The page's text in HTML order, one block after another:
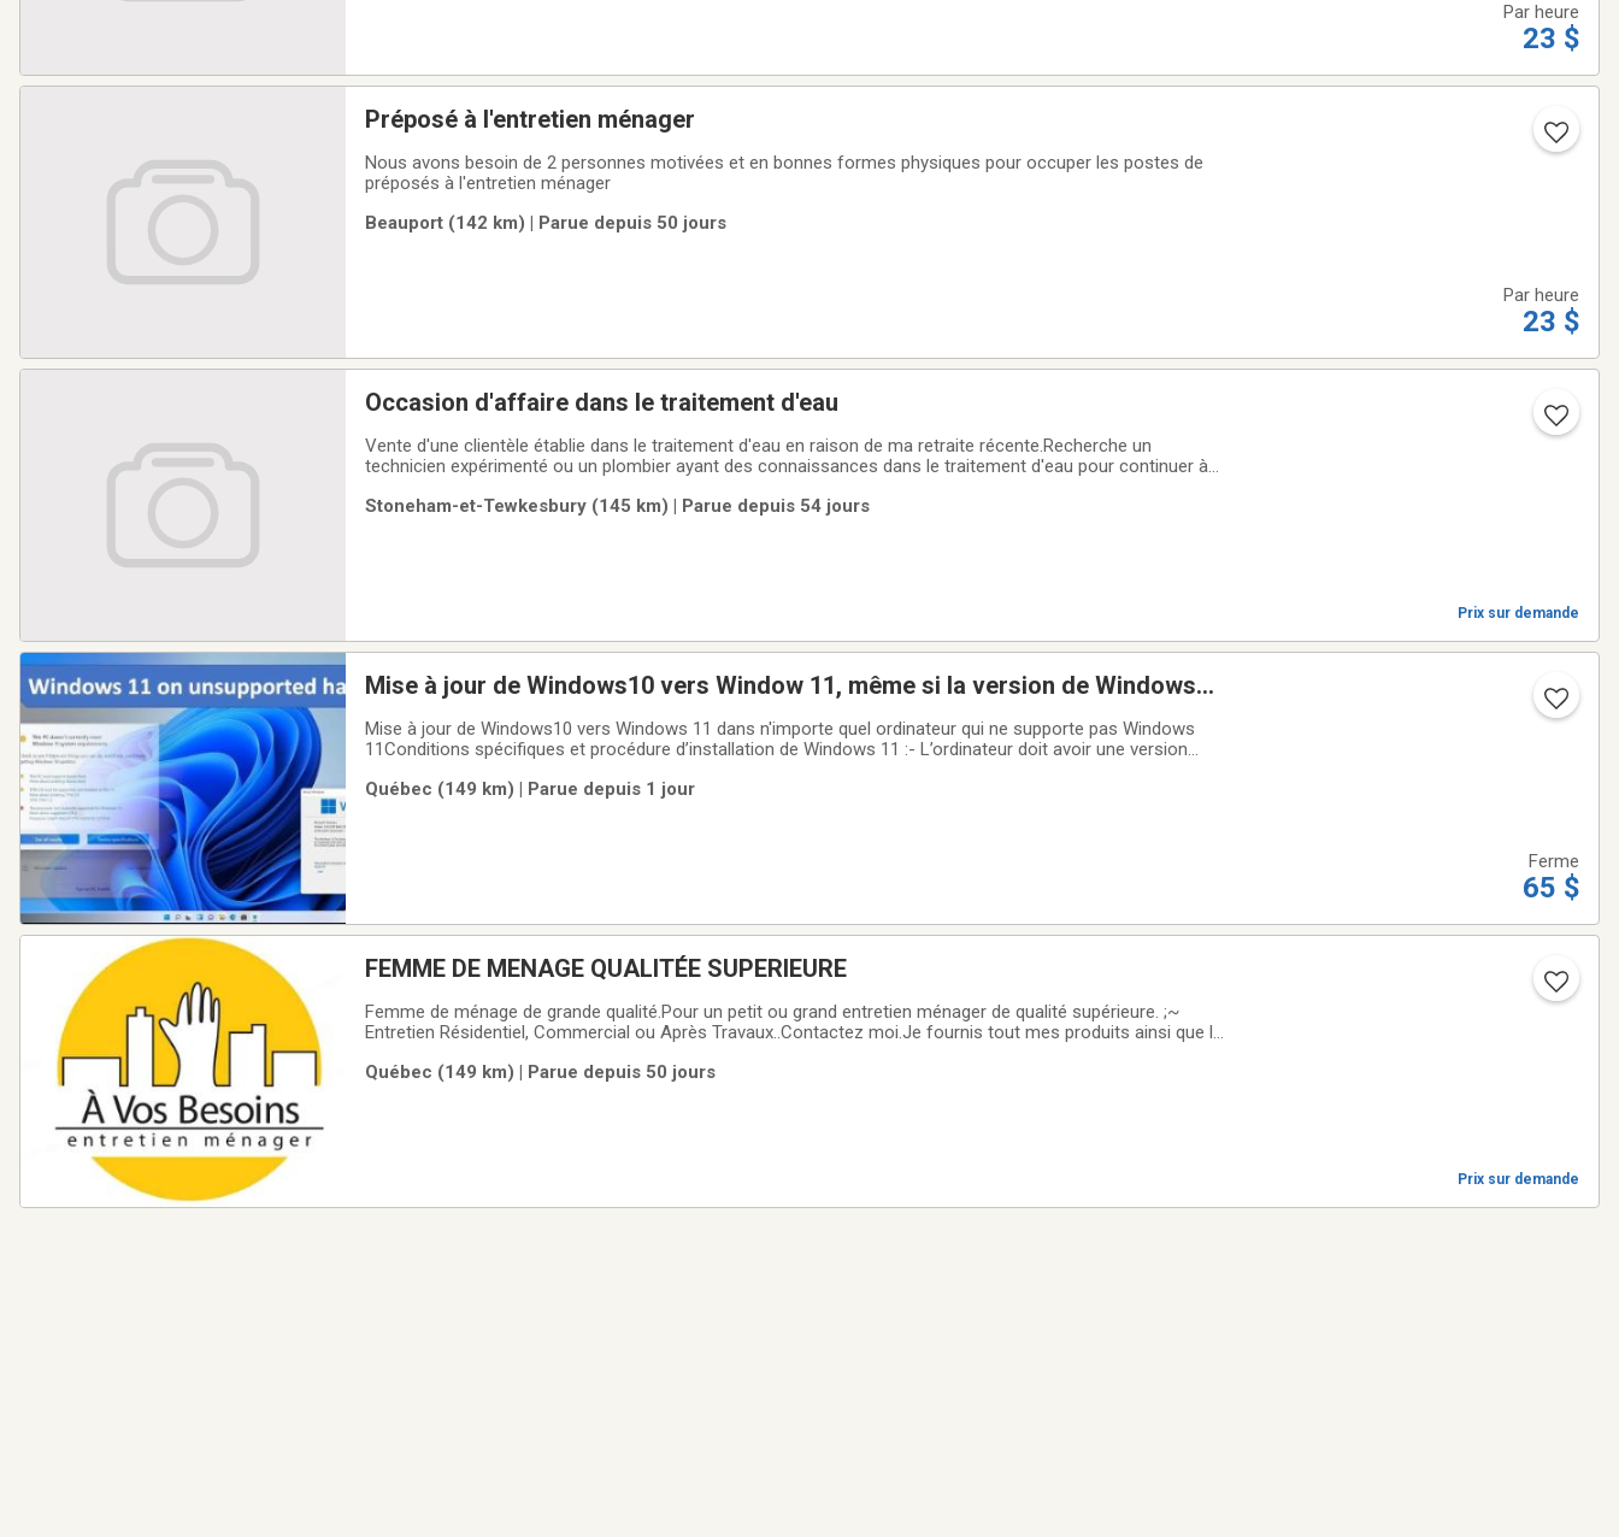
Par heure
23 $
Préposé à l'entretien ménager
Nous avons besoin de 2 personnes motivées et en bonnes formes physiques pour occuper les postes de
préposés à l'entretien ménager
Beauport (142 km) | Parue depuis 50 jours
Par heure
23 $
Occasion d'affaire dans le traitement d'eau
Vente d'une clientèle établie dans le traitement d'eau en raison de ma retraite récente.Recherche un
technicien expérimenté ou un plombier ayant des connaissances dans le traitement d'eau pour continuer à
Jean-Port-Joli).Bien vouloir me
Stoneham-et-Tewkesbury (145 km) | Parue depuis 54 jours
Prix sur demande
Mise à jour de Windows10 vers Window 11, même si la version de Windows
Mise à jour de Windows10 vers Windows 11 dans n'importe quel ordinateur qui ne supporte pas Windows
11Conditions spécifiques et procédure d’installation de Windows 11 :- L’ordinateur doit avoir une version
doit avoir une version authentique
Québec (149 km) | Parue depuis 1 jour
Ferme
65 $
FEMME DE MENAGE QUALITÉE SUPERIEURE
Femme de ménage de grande qualité.Pour un petit ou grand entretien ménager de qualité supérieure. ;~
Entretien Résidentiel, Commercial ou Après Travaux..Contactez moi.Je fournis tout mes produits ainsi que le
décharger de vos nombreuses
Québec (149 km) | Parue depuis 50 jours
Prix sur demande